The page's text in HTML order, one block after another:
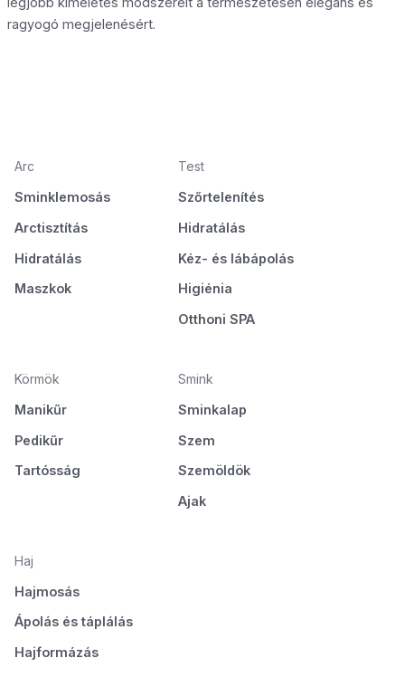
ragyogó megjelenésért.
Arc
Sminklemosás
Arctisztítás
Hidratálás
Maszkok
Test
Szőrtelenítés
Hidratálás
Kéz- és lábápolás
Higiénia
Otthoni SPA
Körmök
Manikűr
Pedikűr
Tartósság
Smink
Sminkalap
Szem
Szemöldök
Ajak
Haj
Hajmosás
Ápolás és táplálás
Hajformázás